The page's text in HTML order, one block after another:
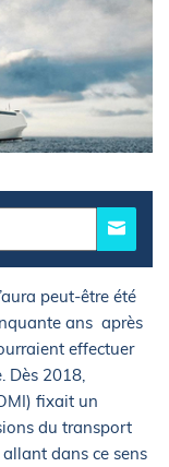
peut-être été
ans après
effectuer
Dès 2018,
fixait un
du transport
dans ce sens